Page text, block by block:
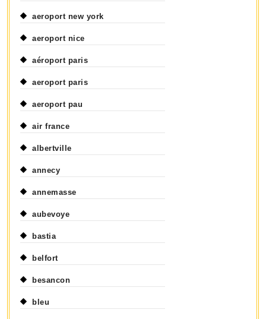
aeroport new york
aeroport nice
aéroport paris
aeroport paris
aeroport pau
air france
albertville
annecy
annemasse
aubevoye
bastia
belfort
besancon
bleu